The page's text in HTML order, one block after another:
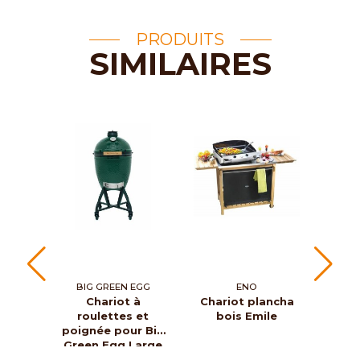
PRODUITS
SIMILAIRES
BIG GREEN EGG
Chariot à
roulettes et
poignée pour Big
Green Egg Large
ENO
Chariot plancha
bois Emile